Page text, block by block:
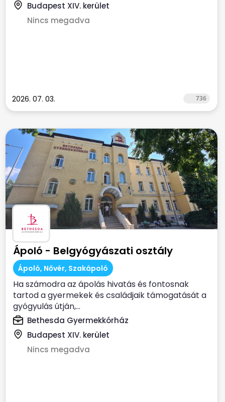
Budapest XIV. kerület
Nincs megadva
2026. 07. 03. 736
Ápoló - Belgyógyászati osztály
Ápoló, Nővér, Szakápoló
Ha számodra az ápolás hivatás és fontosnak
tartod a gyermekek és családjaik támogatását a
gyógyulás útján,...
Bethesda Gyermekkórház
Budapest XIV. kerület
Nincs megadva